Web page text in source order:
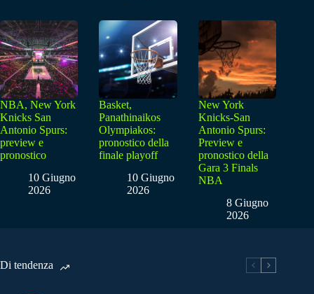
NBA, New York
Knicks San
Antonio Spurs:
preview e
pronostico
10 Giugno
2026
Basket,
Panathinaikos
Olympiakos:
pronostico della
finale playoff
10 Giugno
2026
New York
Knicks-San
Antonio Spurs:
Preview e
pronostico della
Gara 3 Finals
NBA
8 Giugno
2026
Di tendenza